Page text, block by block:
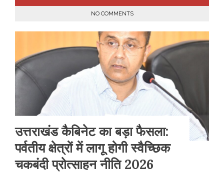
NO COMMENTS
उत्तराखंड कैबिनेट का बड़ा फैसला:
पर्वतीय क्षेत्रों में लागू होगी स्वैच्छिक
चकबंदी प्रोत्साहन नीति 2026